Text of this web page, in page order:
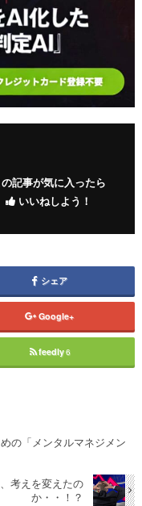
記事が気に入ったら
いいねしよう！
シェア
Google+
feedly6
の「メンタルマネジメン
考えを変えたの
か・・！？